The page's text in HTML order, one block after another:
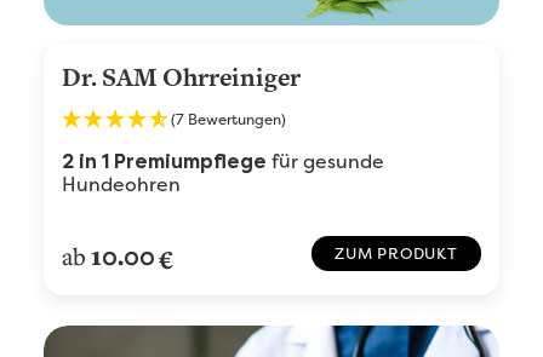
Dr. SAM Ohrreiniger
(7 Bewertungen)
2 in 1 Premiumpflege für gesunde
Hundeohren
ab10.00€ ZUM PRODUKT